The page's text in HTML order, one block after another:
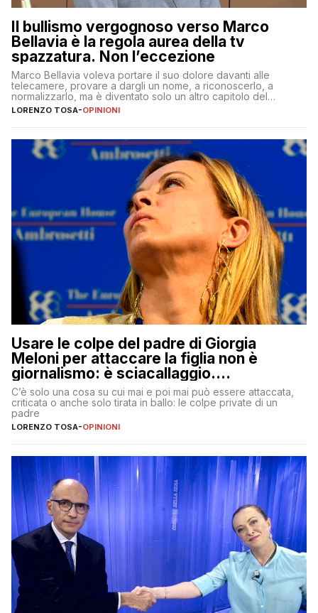
Il bullismo vergognoso verso Marco
Bellavia è la regola aurea della tv
spazzatura. Non l’eccezione
Marco Bellavia voleva portare il suo dolore davanti alle
telecamere, provare a dargli un nome, a riconoscerlo, a
normalizzarlo, ma è diventato solo un altro capitolo del
copione
LORENZO TOSA-OPINIONI
Usare le colpe del padre di Giorgia
Meloni per attaccare la figlia non è
giornalismo: è sciacallaggio.
Dimostriamo di essere diversi
C’è solo una cosa su cui mai e poi mai può essere attaccata,
criticata o anche solo tirata in ballo: le colpe private di un
padre
LORENZO TOSA-OPINIONI